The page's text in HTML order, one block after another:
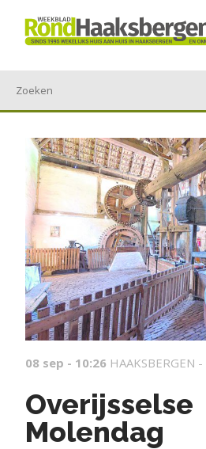
08 sep - 10:26 HAAKSBERGEN -
Overijsselse
Molendag